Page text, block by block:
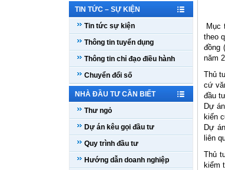
TIN TỨC – SỰ KIỆN
Tin tức sự kiện
Thông tin tuyển dụng
Thông tin chỉ đạo điều hành
Chuyển đổi số
NHÀ ĐẦU TƯ CẦN BIẾT
Thư ngỏ
Dự án kêu gọi đầu tư
Quy trình đầu tư
Hướng dẫn doanh nghiệp
Mục
theo
đồng
năm
Thủ
cứ
đầu
Dự
kiến
Dự
liên
Thủ
kiểm